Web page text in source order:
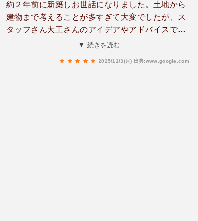
約２年前に新築しお世話になりました。土地から
建物まで考えることが多すぎて大変でしたが、ス
タッフさん大工さんのアイデアやアドバイスで一
生に一度の満足のいく家になりました。連絡はと
▼ 続きを読む
2025/11/3(月) 出典:www.google.com